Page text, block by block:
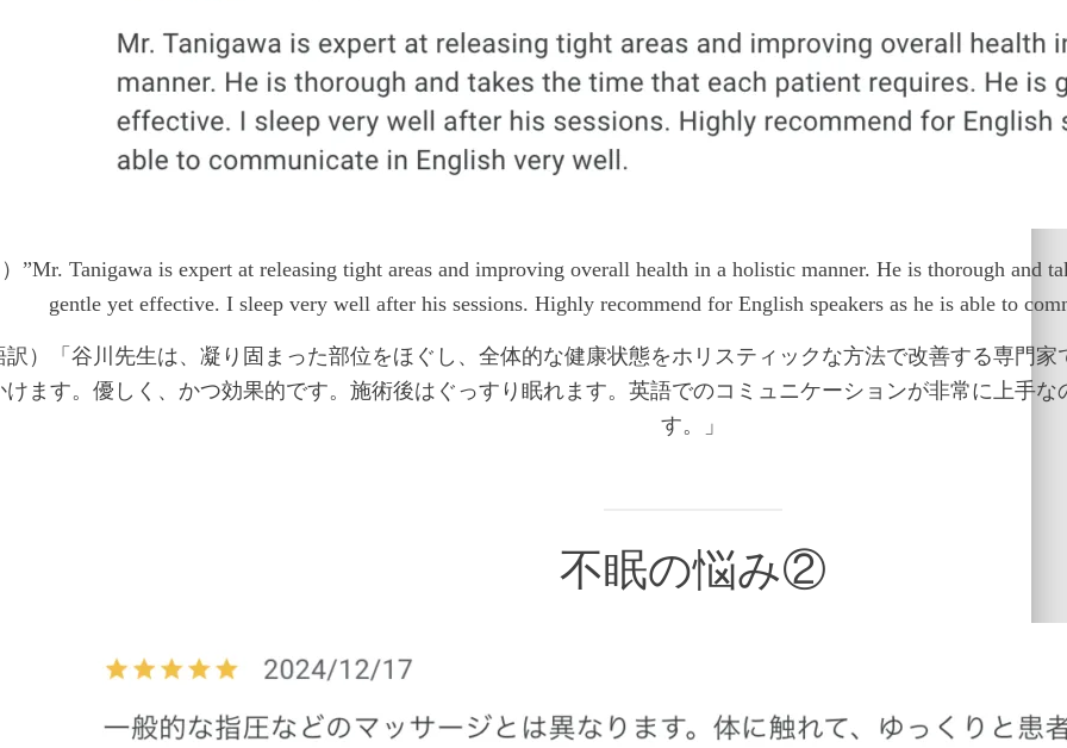
”Mr. Tanigawa is expert at releasing tight areas and improving overall health in a holistic manner. He is thorough and
gentle yet effective. I sleep very well after his sessions. Highly recommend for English speakers as he is able to
訳）「谷川先生は、凝り固まった部位をほぐし、全体的な健康状態をホリスティックな方法で改善する専門
けます。優しく、かつ効果的です。施術後はぐっすり眠れます。英語でのコミュニケーションが非常に上手
す。」
不眠の悩み②